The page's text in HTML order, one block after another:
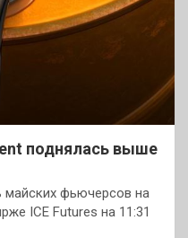
поднялась выше
фьючерсов на
ICE Futures на 11:31